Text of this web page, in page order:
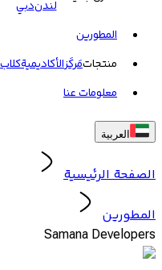
لندندبي
المطورين
منتجاتمَركَزالأكاديميةکلاب
معلومات عنا
العربية
الصفحة الرئيسية
المطورين
Samana Developers